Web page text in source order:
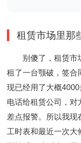
租赁市场里那
别傻了，租赁市
租了一台颚破，签合
现已经用了大概
电话给租赁公司，对
差点报警。所以我现
工时表和最近一次大